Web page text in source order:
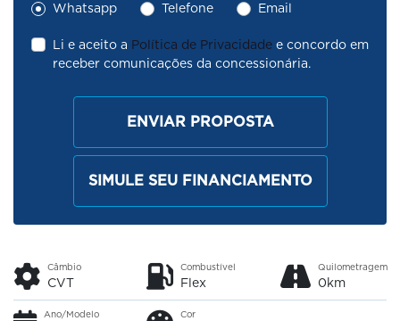
Whatsapp
Telefone Email
Li e aceito a Política de Privacidade e concordo em
receber comunicações da concessionária.
ENVIAR PROPOSTA
SIMULE SEU FINANCIAMENTO
Câmbio
CVT
Combustível
Flex
Quilometragem
0km
Ano/Modelo Cor